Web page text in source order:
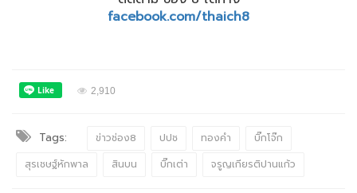
facebook.com/thaich8
2,910
Tags: ข่าวช่อง8 ปปช ทองคำ
บิ๊กโจ๊ก
สุรเชษฐ์หักพาล
สินบน บิ๊กเต่า จรูญเกียรติปานแก้ว